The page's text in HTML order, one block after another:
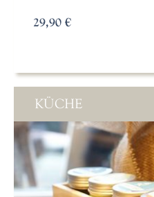
29,90 €
KÜCHE